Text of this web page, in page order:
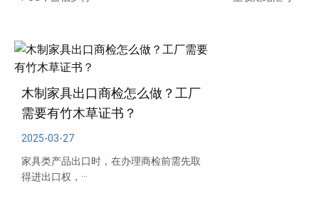
木制家具出口商检怎么做？工厂
需要有竹木草证书？
2025-03-27
家具类产品出口时，在办理商检前需先取
得进出口权，···